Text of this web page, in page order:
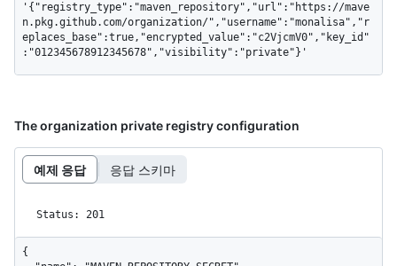
'{"registry_type":"maven_repository","url":"https://mave
n.pkg.github.com/organization/","username":"monalisa","r
eplaces_base":true,"encrypted_value":"c2VjcmV0","key_id"
:"012345678912345678","visibility":"private"}'
The organization private registry configuration
예제 응답 응답 스키마
Status: 201
{